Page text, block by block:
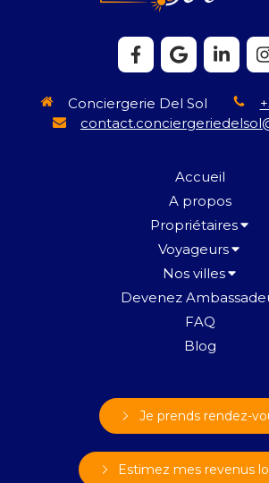
Conciergerie Del Sol
Accueil
A propos
Propriétaires
Voyageurs
Nos villes
Devenez
FAQ
Blog
Je prends rendez-
Estimez mes revenus